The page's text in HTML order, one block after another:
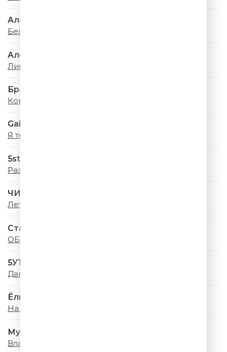
Алсу & Ева Власова
Белая Фата
Александр Маршал
Ливень
Браво
Король Оранжевое Лето
Galibri & Mavik
Я теперь жених
5sta Family
Раз, два
ЧИ-ЛИ
Лето
Стас Михайлов & Люся Чеботина
ОБНИМАЙ
5УТРА
Давай купим
Ёлка
На Большом Воздушном Шаре
Мумий Тролль
Владивосток 2000